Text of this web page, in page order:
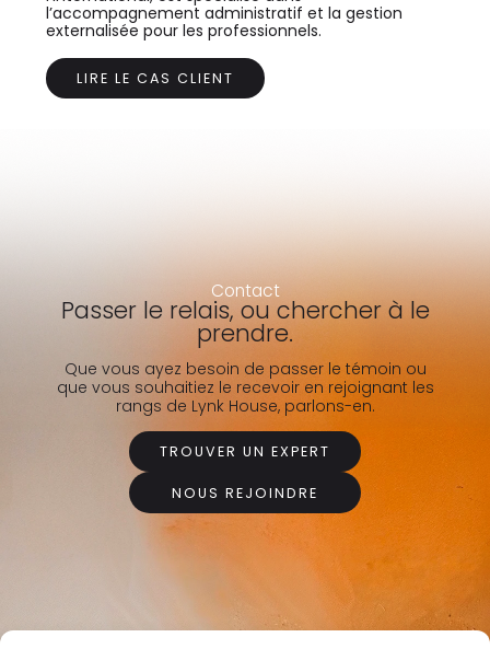
l’accompagnement administratif et la gestion
externalisée pour les professionnels.
LIRE LE CAS CLIENT
Contact
Passer le relais, ou chercher à le
prendre.
Que vous ayez besoin de passer le témoin ou
que vous souhaitiez le recevoir en rejoignant les
rangs de Lynk House, parlons-en.
TROUVER UN EXPERT
NOUS REJOINDRE